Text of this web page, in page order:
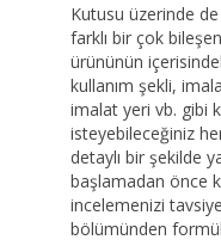
Kutusu üzerinde
farklı bir çok
ürününün
kullanım şekli,
imalat yeri vb. gibi
isteyebileceğiniz
detaylı bir şekilde
başlamadan önce
incelemenizi
bölümünden